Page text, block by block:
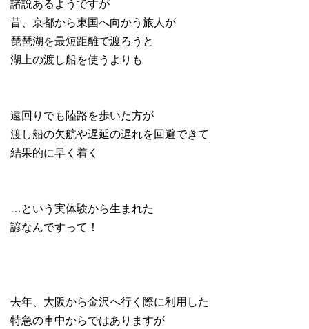
昔、京都から東国へ向かう旅人が
琵琶湖を最短距離で渡ろうと
湖上の渡し船を使うよりも
遠回りでも陸路を歩いた方が
渡し船の欠航や遅延の遅れを回避できて
結果的に早く着く
…という実体験から生まれた
諺なんですって！
去年、大阪から金沢へ行く際に利用した
特急の車中からではありますが